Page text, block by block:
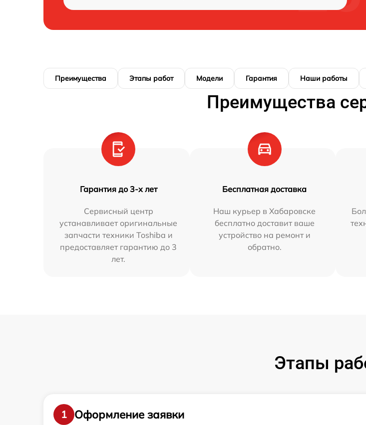
Преимущества Этапы работ Модели Гарантия Наши работы
Преимущества
Гарантия до 3-х лет
Сервисный центр
устанавливает оригинальные
запчасти техники Toshiba и
предоставляет гарантию до 3
лет.
Бесплатная доставка
Наш курьер в Хабаровске
бесплатно доставит ваше
устройство на ремонт и
обратно.
Этапы
1
Оформление заявки